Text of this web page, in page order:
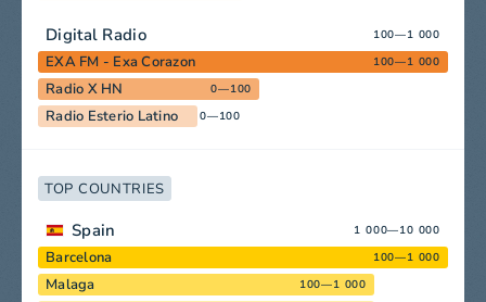
Digital Radio 100—1 000
EXA FM - Exa Corazon 100—1 000
Radio X HN 0—100
Radio Esterio Latino 0—100
TOP COUNTRIES
Spain 1 000—10 000
Barcelona 100—1 000
Malaga 100—1 000